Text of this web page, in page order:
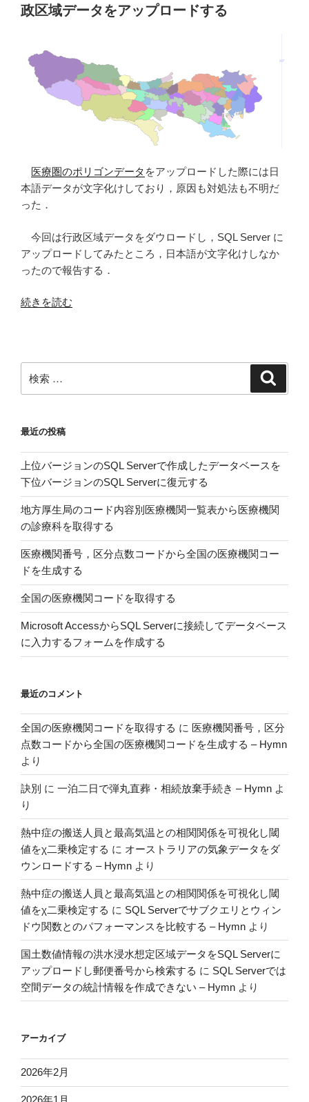
る”
報
の
ロ
ー
て
SQL
2008
プ
ド
で
き
な
か
っ
た
話”
の
政区域データをアップロードする
医療圏のポリゴンデータ をアップロードした際には日
本語データが文字化けしており，原因も対処法も不明だ
った．
今回は行政区域データをダウロードし，SQL Server に
アップロードしてみたところ，日本語が文字化けしなか
ったので報告する．
“SQL
に
国
値
情
報
の
行
政
区
域
デ
ー
タ
を
ア
ッ
ー
ド
す
る”
の
続きを読む
索:
最近の投稿
上位バージョンのSQL Serverで作成したデータベースを
下位バージョンのSQL Serverに復元する
地方厚生局のコード内容別医療機関一覧表から医療機関
の診療科を取得する
医療機関番号，区分点数コードから全国の医療機関コー
ドを生成する
全国の医療機関コードを取得する
Microsoft AccessからSQL Serverに接続してデータベース
に入力するフォームを作成する
最近のコメント
全国の医療機関コードを取得する に 医療機関番号，区分
点数コードから全国の医療機関コードを生成する – Hymn
より
訣別 に 一泊二日で弾丸直葬・相続放棄手続き – Hymn よ
り
熱中症の搬送人員と最高気温との相関関係を可視化し閾
値をχ二乗検定する に オーストラリアの気象データをダ
ウンロードする – Hymn より
熱中症の搬送人員と最高気温との相関関係を可視化し閾
値をχ二乗検定する に SQL Serverでサブクエリとウィン
ドウ関数とのパフォーマンスを比較する – Hymn より
国土数値情報の洪水浸水想定区域データをSQL Serverに
アップロードし郵便番号から検索する に SQL Serverでは
空間データの統計情報を作成できない – Hymn より
アーカイブ
2026年2月